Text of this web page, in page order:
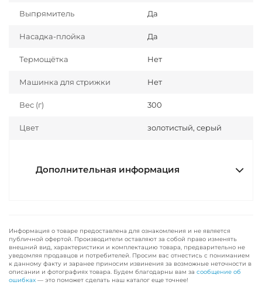
Выпрямитель Да
Насадка-плойка Да
Термощётка Нет
Машинка для стрижки Нет
Вес (г) 300
Цвет золотистый, серый
Дополнительная информация
Информация о товаре предоставлена для ознакомления и не является
публичной офертой. Производители оставляют за собой право изменять
внешний вид, характеристики и комплектацию товара, предварительно не
уведомляя продавцов и потребителей. Просим вас отнестись с пониманием
к данному факту и заранее приносим извинения за возможные неточности в
описании и фотографиях товара. Будем благодарны вам за сообщение об
ошибках — это поможет сделать наш каталог еще точнее!